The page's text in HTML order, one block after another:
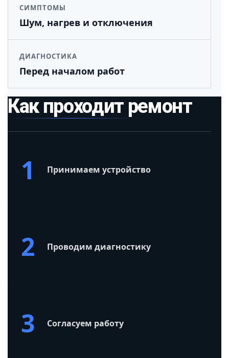
СИМПТОМЫ
Шум, нагрев и отключения
ДИАГНОСТИКА
Перед началом работ
Как проходит ремонт
1 Принимаем устройство
2 Проводим диагностику
3 Согласуем работу